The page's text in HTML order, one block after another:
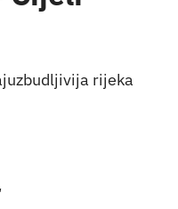
rijeka